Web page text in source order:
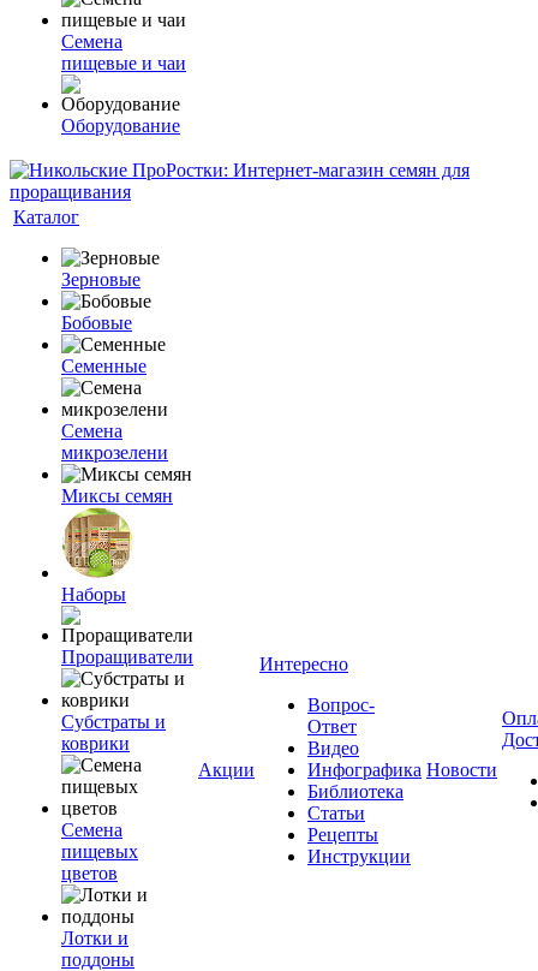
Семена
пищевые и чаи
Оборудование
Каталог
Зерновые
Бобовые
Семенные
Семена
микрозелени
Миксы семян
Наборы
Проращиватели
Субстраты и
коврики
Семена
пищевых
цветов
Лотки и
поддоны
Акции
Интересно
Вопрос-
Ответ
Видео
Инфографика
Библиотека
Статьи
Рецепты
Инструкции
Новости